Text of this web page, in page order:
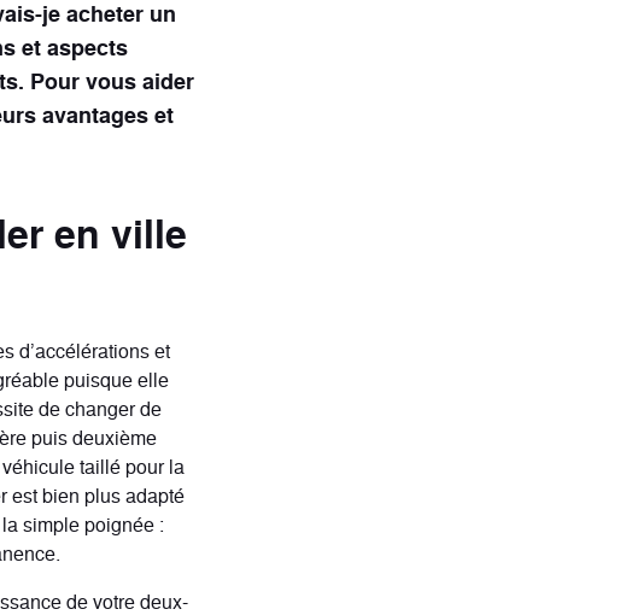
je acheter un
et aspects
Pour vous aider
avantages et
en ville
d’accélérations et
puisque elle
de changer de
puis deuxième
taillé pour la
est bien plus adapté
simple poignée :
de votre deux-